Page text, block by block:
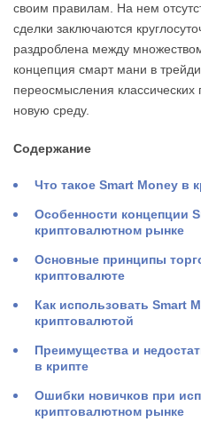
своим правилам. На нем
сделки заключаются
раздроблена между
концепция смарт мани в
переосмысления
новую среду.
Содержание
Что такое Smart Money в
Особенности концепции
криптовалютном рынке
Основные принципы
криптовалюте
Как использовать Smart
криптовалютой
Преимущества и
в крипте
Ошибки новичков при
криптовалютном рынке